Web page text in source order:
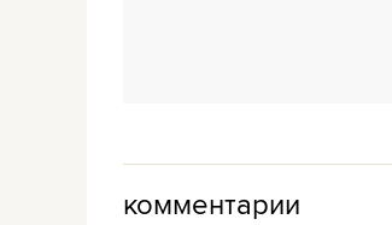
комментарии